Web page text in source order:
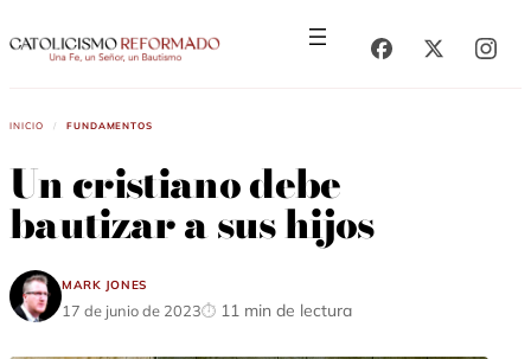
al
al
Inicio / Fundamentos
Un cristiano debe
bautizar a sus hijos
Mark Jones
17 de junio de 2023 11 min de lectura